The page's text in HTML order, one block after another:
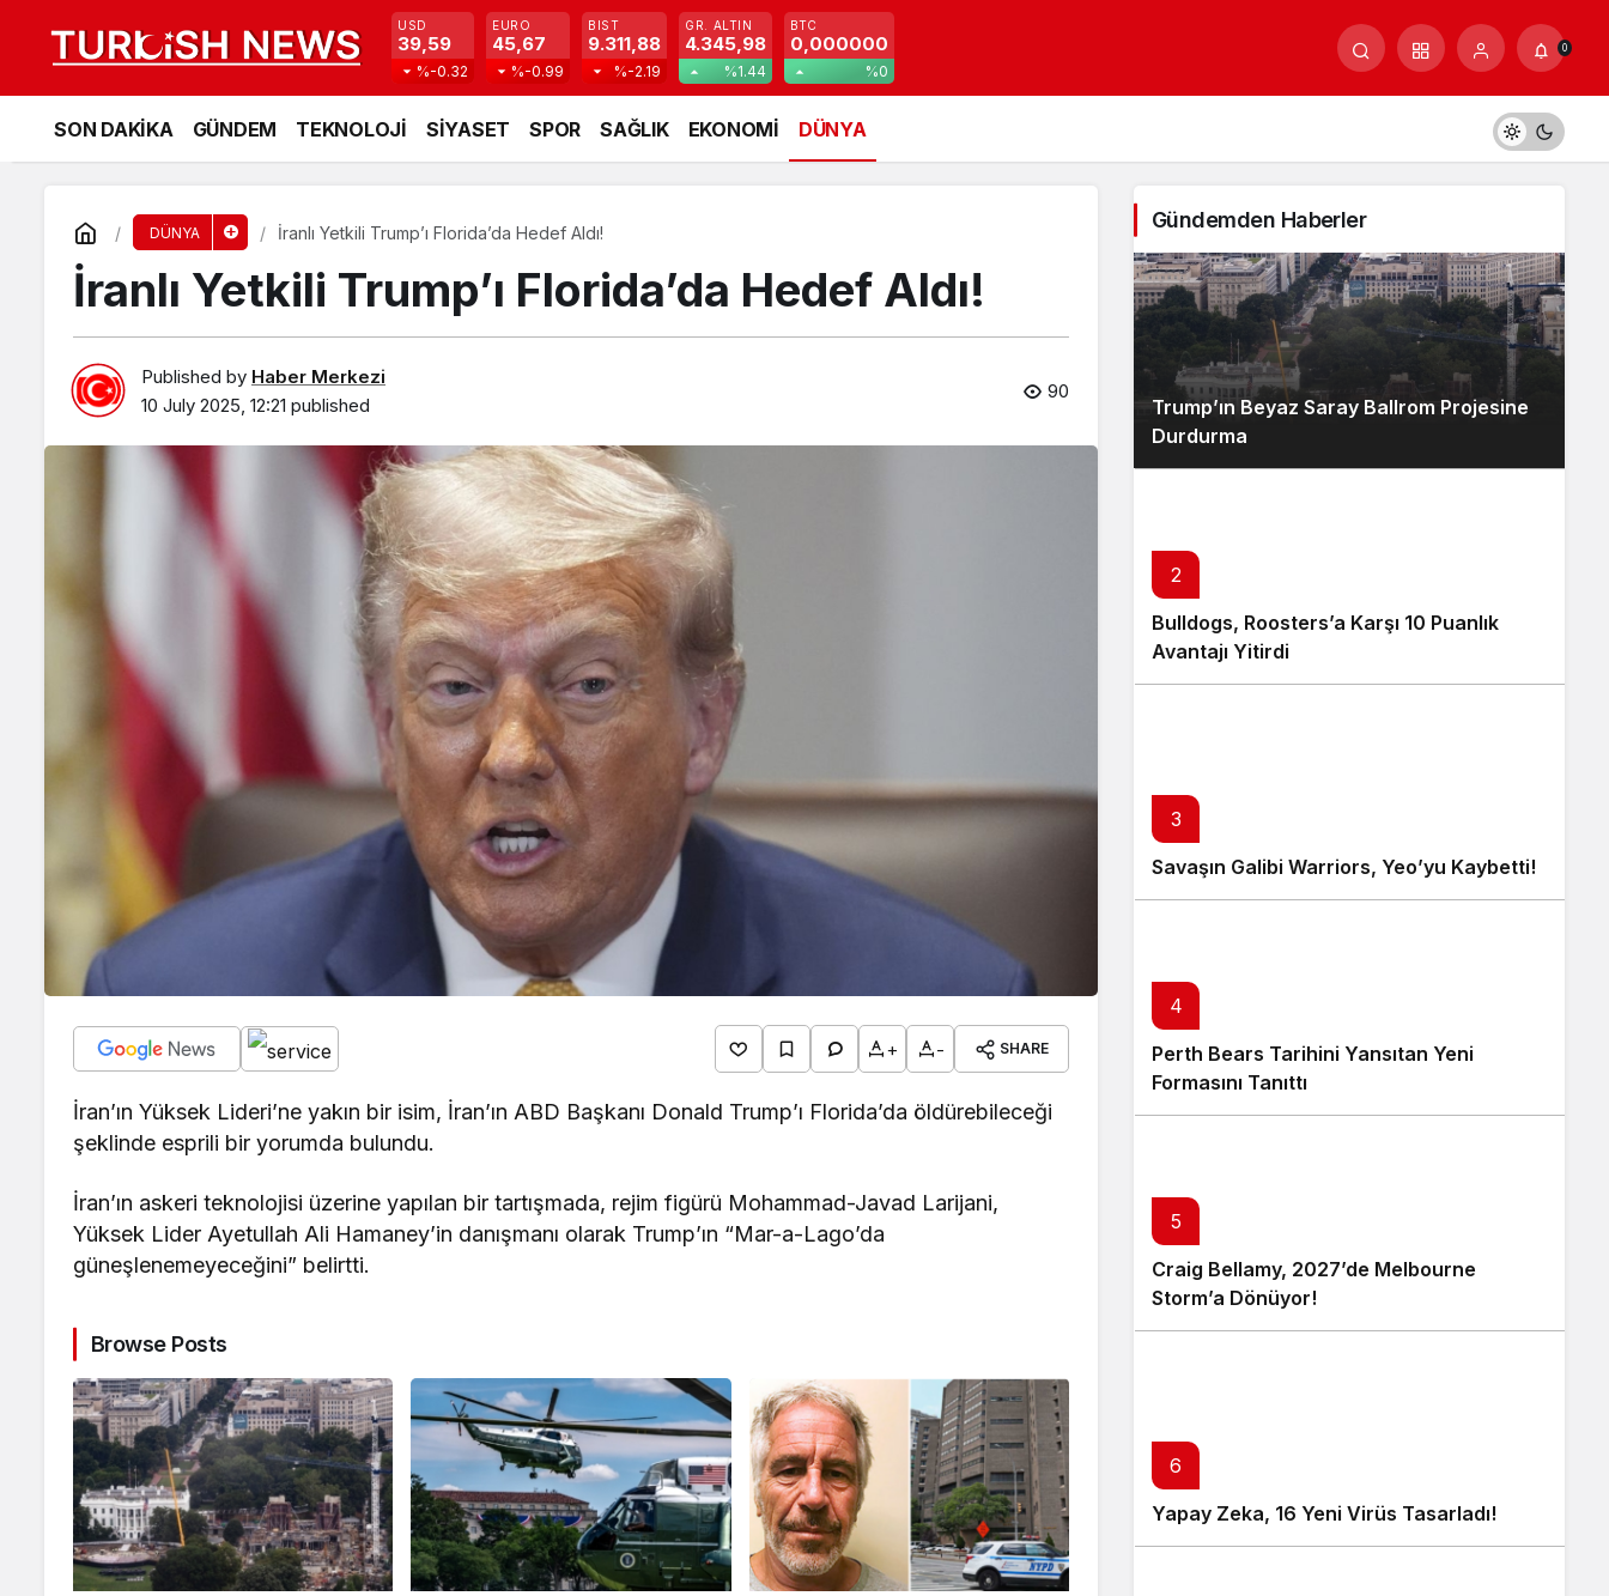
USD
39,59
%-0.32
EURO
45,67
%-0.99
BIST
9.311,88
%-2.19
GR. ALTIN
4.345,98
%1.44
BTC
0,000000
%0
0
SON DAKİKA GÜNDEM TEKNOLOJİ SİYASET SPOR SAĞLIK EKONOMİ DÜNYA
DÜNYA İranlı Yetkili Trump’ı Florida’da Hedef Aldı!
İranlı Yetkili Trump’ı Florida’da Hedef Aldı!
Published by Haber Merkezi
10 July 2025, 12:21 published
90
+ - SHARE
İran’ın Yüksek Lideri’ne yakın bir isim, İran’ın ABD Başkanı Donald Trump’ı Florida’da öldürebileceği
şeklinde esprili bir yorumda bulundu.
İran’ın askeri teknolojisi üzerine yapılan bir tartışmada, rejim figürü Mohammad-Javad Larijani,
Yüksek Lider Ayetullah Ali Hamaney’in danışmanı olarak Trump’ın “Mar-a-Lago’da
güneşlenemeyeceğini” belirtti.
Browse Posts
Gündemden Haberler
Trump’ın Beyaz Saray Ballrom Projesine
Durdurma
2
Bulldogs, Roosters’a Karşı 10 Puanlık
Avantajı Yitirdi
3
Savaşın Galibi Warriors, Yeo’yu Kaybetti!
4
Perth Bears Tarihini Yansıtan Yeni
Formasını Tanıttı
5
Craig Bellamy, 2027’de Melbourne
Storm’a Dönüyor!
6
Yapay Zeka, 16 Yeni Virüs Tasarladı!